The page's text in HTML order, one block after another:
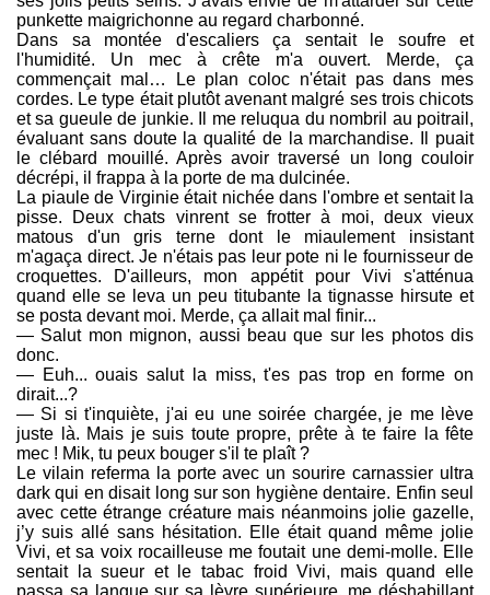
punkette maigrichonne au regard charbonné.
Dans sa montée d'escaliers ça sentait le soufre et
l'humidité. Un mec à crête m'a ouvert. Merde, ça
commençait mal… Le plan coloc n'était pas dans mes
cordes. Le type était plutôt avenant malgré ses trois chicots
et sa gueule de junkie. Il me reluqua du nombril au poitrail,
évaluant sans doute la qualité de la marchandise. Il puait
le clébard mouillé. Après avoir traversé un long couloir
décrépi, il frappa à la porte de ma dulcinée.
La piaule de Virginie était nichée dans l'ombre et sentait la
pisse. Deux chats vinrent se frotter à moi, deux vieux
matous d'un gris terne dont le miaulement insistant
m'agaça direct. Je n'étais pas leur pote ni le fournisseur de
croquettes. D'ailleurs, mon appétit pour Vivi s'atténua
quand elle se leva un peu titubante la tignasse hirsute et
se posta devant moi. Merde, ça allait mal finir...
— Salut mon mignon, aussi beau que sur les photos dis
donc.
— Euh... ouais salut la miss, t'es pas trop en forme on
dirait...?
— Si si t'inquiète, j'ai eu une soirée chargée, je me lève
juste là. Mais je suis toute propre, prête à te faire la fête
mec ! Mik, tu peux bouger s'il te plaît ?
Le vilain referma la porte avec un sourire carnassier ultra
dark qui en disait long sur son hygiène dentaire. Enfin seul
avec cette étrange créature mais néanmoins jolie gazelle,
j’y suis allé sans hésitation. Elle était quand même jolie
Vivi, et sa voix rocailleuse me foutait une demi-molle. Elle
sentait la sueur et le tabac froid Vivi, mais quand elle